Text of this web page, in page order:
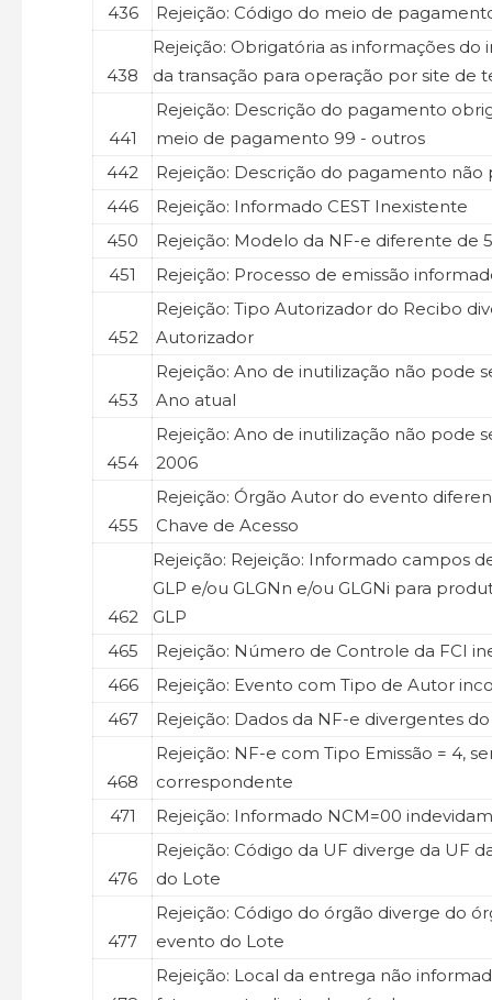
436
Rejeição: Código do meio de
438
Rejeição: Obrigatória as informações
da transação para operação por site de
441
Rejeição: Descrição do pagamento
meio de pagamento 99 - outros
442
Rejeição: Descrição do pagamento não
446
Rejeição: Informado CEST Inexistente
450
Rejeição: Modelo da NF-e diferente de
451
Rejeição: Processo de emissão
452
Rejeição: Tipo Autorizador do Recibo
Autorizador
453
Rejeição: Ano de inutilização não pode
Ano atual
454
Rejeição: Ano de inutilização não pode
2006
455
Rejeição: Órgão Autor do evento
Chave de Acesso
462
Rejeição: Rejeição: Informado campos
GLP e/ou GLGNn e/ou GLGNi para
GLP
465
Rejeição: Número de Controle da FCI
466
Rejeição: Evento com Tipo de Autor
467
Rejeição: Dados da NF-e divergentes do
468
Rejeição: NF-e com Tipo Emissão = 4,
correspondente
471
Rejeição: Informado NCM=00
476
Rejeição: Código da UF diverge da UF
do Lote
477
Rejeição: Código do órgão diverge do
evento do Lote
Rejeição: Local da entrega não